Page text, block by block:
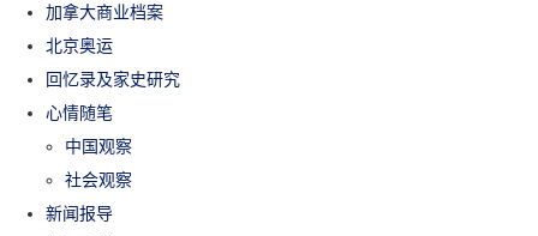
加拿大商业档案
北京奥运
回忆录及家史研究
心情随笔
中国观察
社会观察
新闻报导